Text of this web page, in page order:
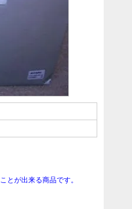
とが出来る商品です。